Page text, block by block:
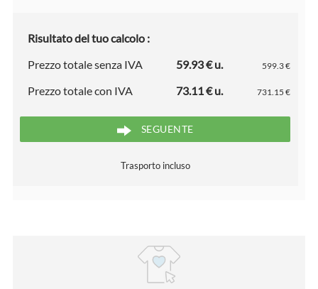
Risultato del tuo calcolo :
Prezzo totale senza IVA
59.93 € u. 599.3 €
Prezzo totale con IVA 73.11 € u. 731.15 €
SEGUENTE
Trasporto incluso